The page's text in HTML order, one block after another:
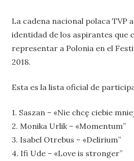
La cadena nacional polaca TVP
identidad de los aspirantes que
representar a Polonia en el
2018.
Esta es la lista oficial de
1. Saszan – «Nie chcę ciebie
2. Monika Urlik – «Momentum”
3. Isabel Otrebus – «Delirium”
4. Ifi Ude – «Love is stronger”